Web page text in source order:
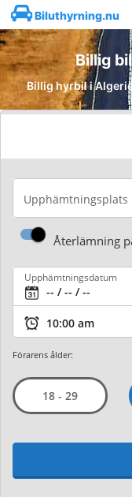
Biluthyrning.nu
Billig
Billig hyrbil i
Upphämtningsplats
Återlämning
Upphämtningsdatum
Förarens ålder:
18 - 29